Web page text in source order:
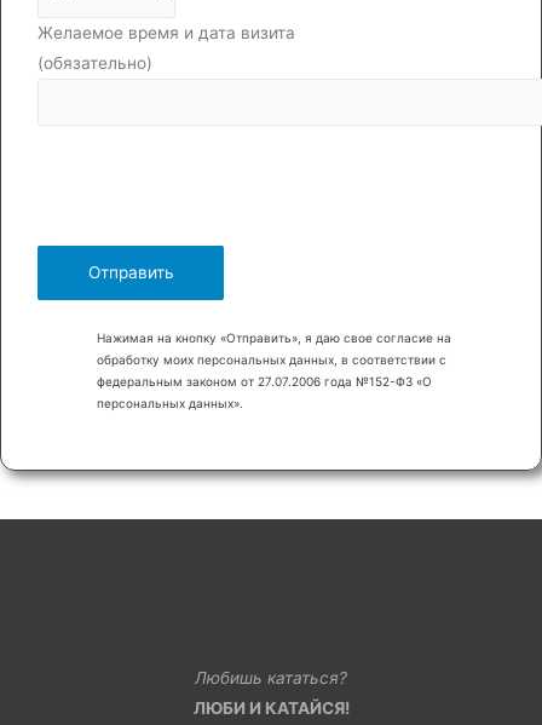
Желаемое время и дата визита
(обязательно)
Нажимая на кнопку «Отправить», я даю свое согласие на
обработку моих персональных данных, в соответствии с
федеральным законом от 27.07.2006 года №152-Ф3 «О
персональных данных».
Любишь кататься?
ЛЮБИ И КАТАЙСЯ!